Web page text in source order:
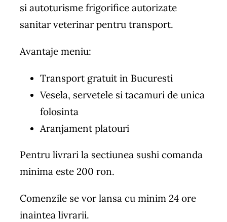
si autoturisme frigorifice autorizate
sanitar veterinar pentru transport.
Avantaje meniu:
Transport gratuit in Bucuresti
Vesela, servetele si tacamuri de unica
folosinta
Aranjament platouri
Pentru livrari la sectiunea sushi comanda
minima este 200 ron.
Comenzile se vor lansa cu minim 24 ore
inaintea livrarii.